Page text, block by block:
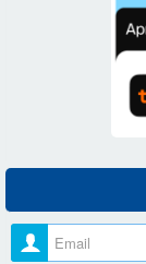
Nume utilizator